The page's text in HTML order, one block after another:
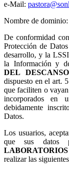
e-Mail:
Nombre de dominio:
De conformidad
Protección de
desarrollo, y la
la Información y
DEL
dispuesto en el art.
que faciliten o
incorporados en
debidamente
Datos.
Los usuarios,
que sus datos
realizar las